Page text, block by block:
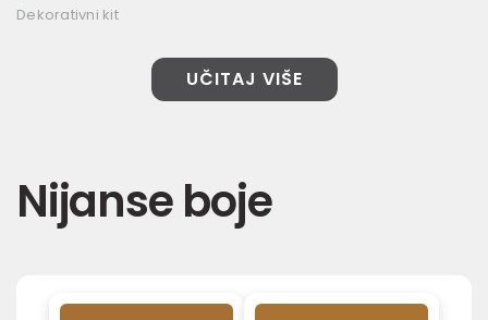
Dekorativni kit
UČITAJ VIŠE
Nijanse boje